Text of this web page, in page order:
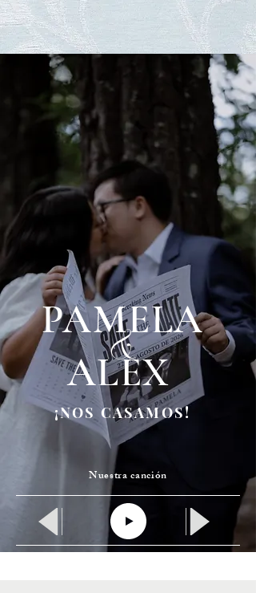
¡NOS CASAMOS!
ALEX
&
PAMELA
Nuestra canción